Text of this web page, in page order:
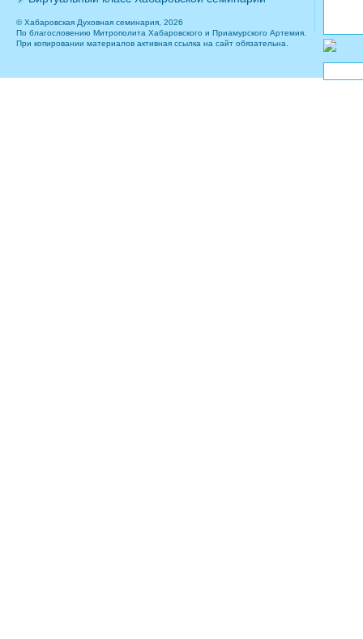
© Хабаровская Духовная семинария, 2026
По благословению Митрополита Хабаровского и Приамурского Артемия.
При копировании материалов активная ссылка на сайт обязательна.